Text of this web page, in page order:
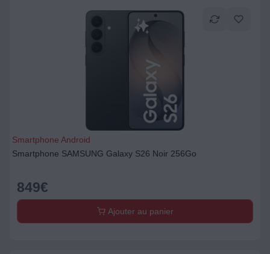
Smartphone Android
Smartphone SAMSUNG Galaxy S26 Noir 256Go
849€
Ajouter au panier